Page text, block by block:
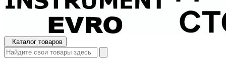
Каталог товаров